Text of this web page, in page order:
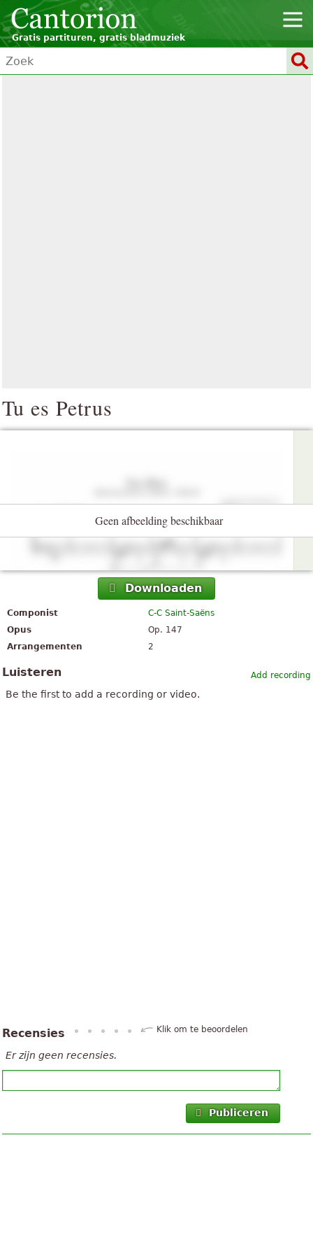
Gratis partituren, gratis bladmuziek
Tu es Petrus
Geen afbeelding beschikbaar
Downloaden
Componist
C-C Saint-Saëns
Opus
Op. 147
Arrangementen
2
Add recording
Luisteren
Be the first to add a recording or video.
Recensies Klik om te beoordelen
Er zijn geen recensies.
Publiceren